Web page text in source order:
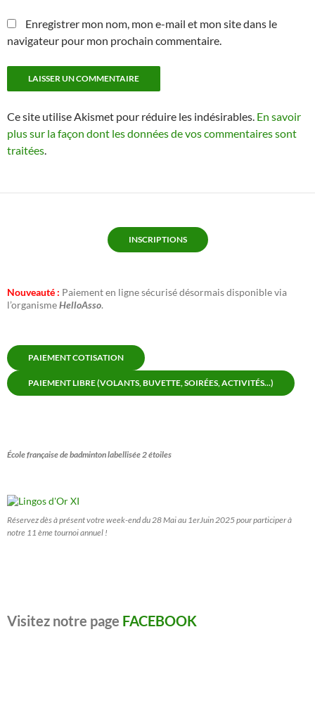
Enregistrer mon nom, mon e-mail et mon site dans le
navigateur pour mon prochain commentaire.
Ce site utilise Akismet pour réduire les indésirables. En savoir
plus sur la façon dont les données de vos commentaires sont
traitées.
INSCRIPTIONS
Nouveauté : Paiement en ligne sécurisé désormais disponible via
l’organismeHelloAsso.
PAIEMENT COTISATION
PAIEMENT LIBRE (VOLANTS, BUVETTE, SOIRÉES, ACTIVITÉS...)
École française de badminton labellisée 2 étoiles
Réservez dès à présent votre week-end du 28 Mai au 1erJuin 2025 pour participer à
notre 11 ème tournoi annuel !
Visitez notre page FACEBOOK